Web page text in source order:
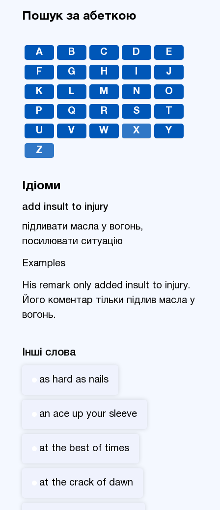
Пошук за абеткою
A B C D E
F G H J
K L M N O
P Q R S
U V W X Y
Z
Ідіоми
add insult to injury
підливати масла у вогонь,
посилювати ситуацію
Examples
His remark only added insult to injury.
Його коментар тільки підлив масла у
вогонь.
Інші слова
as hard as nails
an ace up your sleeve
at the best of times
at the crack of dawn